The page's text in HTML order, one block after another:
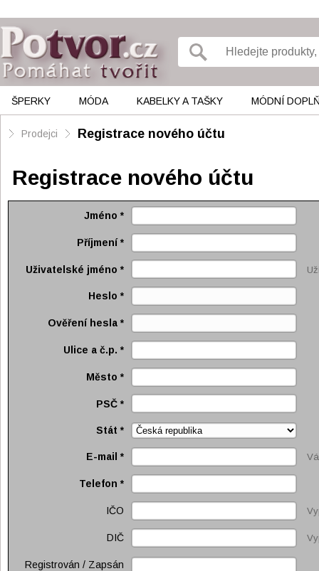
ŠPERKY MÓDA KABELKY A TAŠKY MÓDNÍ
Prodejci Registrace nového účtu
Registrace nového účtu
Jméno *
Příjmení*
Uživatelské jméno *
Heslo *
Ověření hesla *
Ulice a č.p. *
Město *
PSČ *
Stát *
E-mail *
Telefon *
IČO
DIČ
Registrován / Zapsán